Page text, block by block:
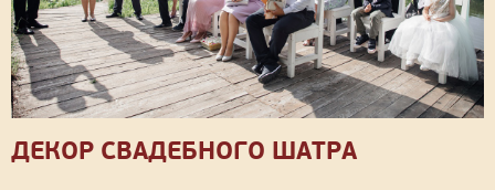
ДЕКОР СВАДЕБНОГО ШАТРА